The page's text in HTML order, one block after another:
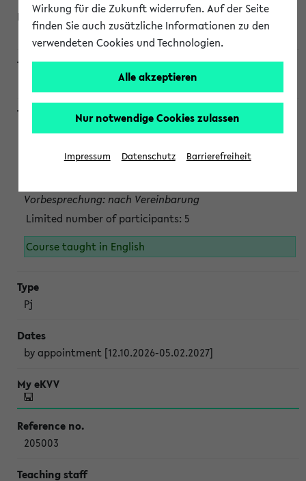
200923
Wendisch, Peters-Wendisch, Stegelmann
Projektmodul "Bakterielle Biotechnologie"
Persönliche Anmeldung beim Veranstalter ist unbedingt
Vorbesprechung: nach Vereinbarung
Limited number of participants: 5
Course taught in English
Pj
by appointment [12.10.2026-05.02.2027]
205003
Wirkung für die Zukunft widerrufen. Auf der Seite
finden Sie auch zusätzliche Informationen zu den
verwendeten Cookies und Technologien.
Alle akzeptieren
Nur notwendige Cookies zulassen
Impressum Datenschutz Barrierefreiheit